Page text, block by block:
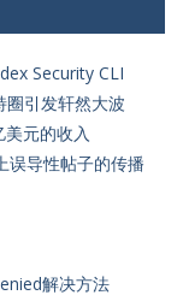
Security CLI
圈引发轩然大波
元的收入
误导性帖子的传播
解决方法